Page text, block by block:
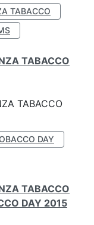
TABACCO
TABACCO
TABACCO
DAY
TABACCO
DAY 2015